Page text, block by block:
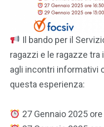
Il bando per il
ragazzi e le ragazze tra
agli incontri informativi
questa esperienza:
27 Gennaio 2025